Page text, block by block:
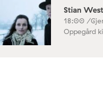
Stian
18:00 /
Oppegård